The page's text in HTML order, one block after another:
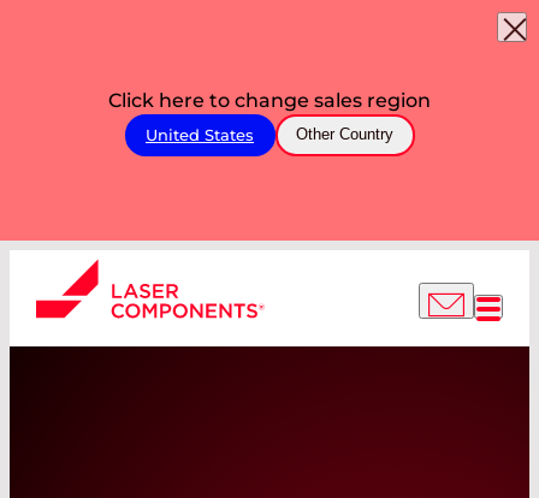
Click here to change sales region
United States Other Country